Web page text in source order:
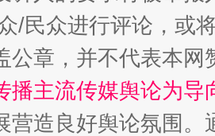
/民众进行评论，或
公章，并不代表本
播主流传媒舆论为导
营造良好舆论氛围